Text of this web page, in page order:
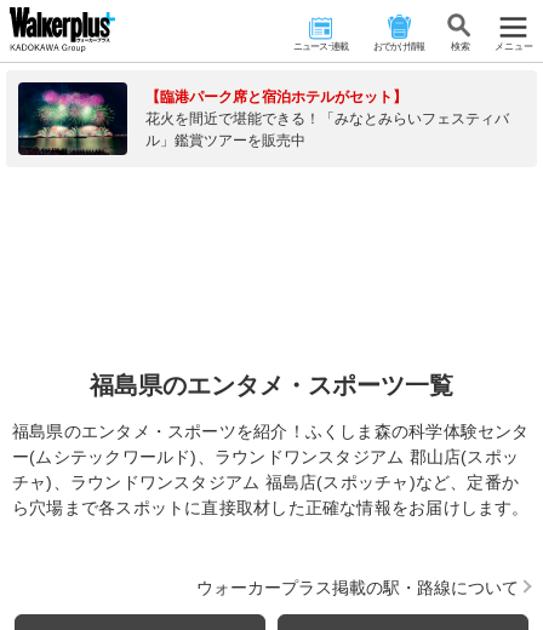
ニュース･連載 おでかけ情報 検 索 メニュー
【臨港パーク席と宿泊ホテルがセット】
花火を間近で堪能できる！「みなとみらいフェスティバ
ル」鑑賞ツアーを販売中
福島県のエンタメ・スポーツ一覧
福島県のエンタメ・スポーツを紹介！ふくしま森の科学体験センタ
ー(ムシテックワールド)、ラウンドワンスタジアム 郡山店(スポッ
チャ)、ラウンドワンスタジアム 福島店(スポッチャ)など、定番か
ら穴場まで各スポットに直接取材した正確な情報をお届けします。
ウォーカープラス掲載の駅・路線について